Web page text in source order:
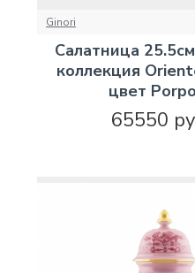
Ginori
Салатница
коллекция
цвет
65550